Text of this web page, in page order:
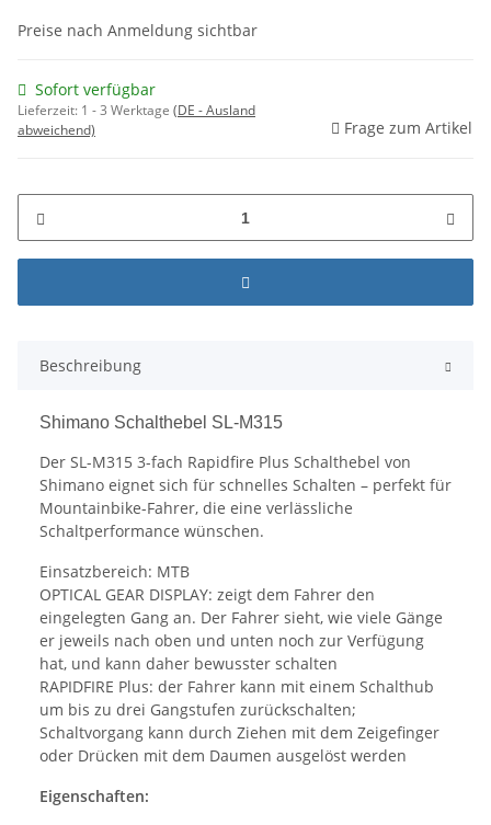
Preise nach Anmeldung sichtbar
Sofort verfügbar
Lieferzeit: 1 - 3 Werktage (DE - Ausland
abweichend)
Frage zum Artikel
Beschreibung
Shimano Schalthebel SL-M315
Der SL-M315 3-fach Rapidfire Plus Schalthebel von
Shimano eignet sich für schnelles Schalten – perfekt für
Mountainbike-Fahrer, die eine verlässliche
Schaltperformance wünschen.
Einsatzbereich: MTB
OPTICAL GEAR DISPLAY: zeigt dem Fahrer den
eingelegten Gang an. Der Fahrer sieht, wie viele Gänge
er jeweils nach oben und unten noch zur Verfügung
hat, und kann daher bewusster schalten
RAPIDFIRE Plus: der Fahrer kann mit einem Schalthub
um bis zu drei Gangstufen zurückschalten;
Schaltvorgang kann durch Ziehen mit dem Zeigefinger
oder Drücken mit dem Daumen ausgelöst werden
Eigenschaften: